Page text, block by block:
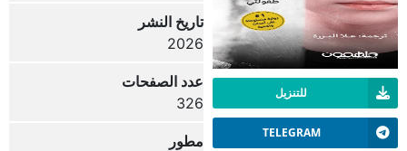
للتنزيل
TELEGRAM
تاريخ النشر
2026
عدد الصفحات
326
مطور